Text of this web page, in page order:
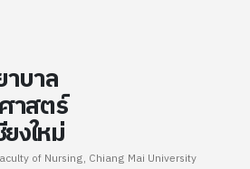
บาล
าสตร์
งใหม่
of Nursing, Chiang Mai University